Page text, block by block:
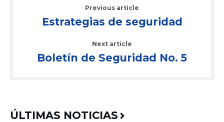
Previous article
Estrategias de seguridad
Next article
Boletín de Seguridad No. 5
ÚLTIMAS NOTICIAS